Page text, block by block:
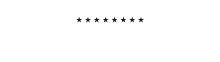
★ ★ ★ ★ ★ ★ ★ ★